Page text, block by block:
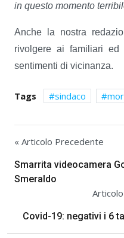
in questo momento
Anche la nostra
rivolgere ai familiari
sentimenti di vicinanza.
Tags sindaco
« Articolo Precedente
Smarrita videocamera
Smeraldo
Covid-19: negativi i 6